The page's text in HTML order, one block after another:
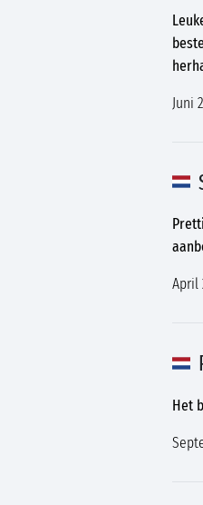
Juni
April
Het